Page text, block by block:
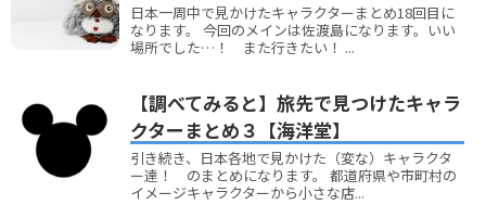
日本一周中で見かけたキャラクターまとめ18回目に
なります。 今回のメインは佐渡島になります。いい
場所でした…！ また行きたい！ ...
【調べてみると】旅先で見つけたキャラ
クターまとめ３【海洋堂】
引き続き、日本各地で見かけた（変な）キャラクタ
ー達！ のまとめになります。 都道府県や市町村の
イメージキャラクターから小さな店...